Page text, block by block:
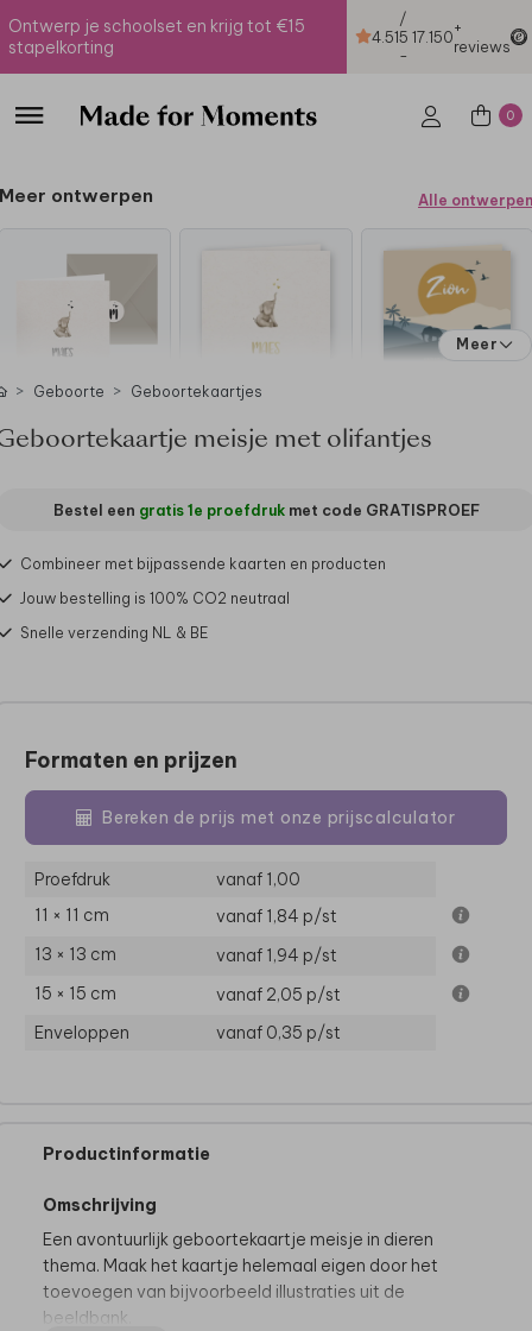
Ontwerp je schoolset en krijg tot €15
stapelkorting
4.51
/
5
-
17.150+
reviews
0
Meer ontwerpen Alle ontwerpen
Meer
Geboorte Geboortekaartjes
meisje met olifantjes
Bestel een gratis 1e proefdrukmet code GRATISPROEF
Combineer met bijpassende kaarten en producten
Jouw bestelling is 100% CO2 neutraal
Snelle verzending NL & BE
Formaten en prijzen
Bereken de prijs met onze prijscalculator
Proefdruk
vanaf 1,00
11 × 11 cm
vanaf 1,84 p/st
13 × 13 cm
vanaf 1,94 p/st
15 × 15 cm
vanaf 2,05 p/st
Enveloppen
vanaf 0,35 p/st
Productinformatie
Omschrijving
Een avontuurlijk geboortekaartje meisje in dieren
thema. Maak het kaartje helemaal eigen door het
toevoegen van bijvoorbeeld illustraties uit de
beeldbank.